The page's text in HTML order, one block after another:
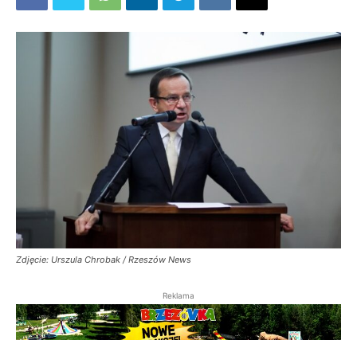
Zdjęcie: Urszula Chrobak / Rzeszów News
Reklama